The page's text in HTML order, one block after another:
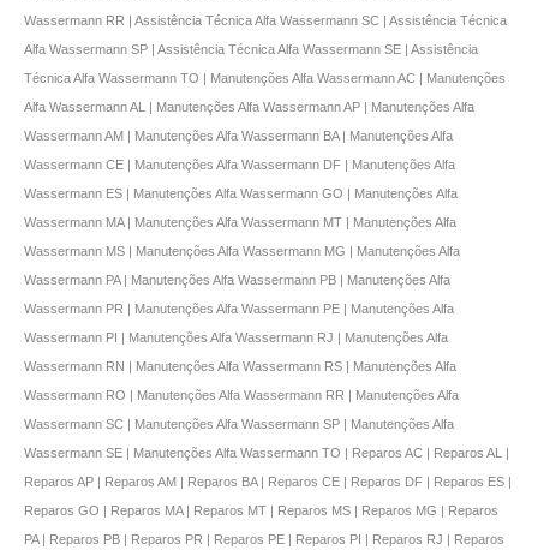
Wassermann RR | Assistência Técnica Alfa Wassermann SC | Assistência Técnica
Alfa Wassermann SP | Assistência Técnica Alfa Wassermann SE | Assistência
Técnica Alfa Wassermann TO | Manutenções Alfa Wassermann AC | Manutenções
Alfa Wassermann AL | Manutenções Alfa Wassermann AP | Manutenções Alfa
Wassermann AM | Manutenções Alfa Wassermann BA | Manutenções Alfa
Wassermann CE | Manutenções Alfa Wassermann DF | Manutenções Alfa
Wassermann ES | Manutenções Alfa Wassermann GO | Manutenções Alfa
Wassermann MA | Manutenções Alfa Wassermann MT | Manutenções Alfa
Wassermann MS | Manutenções Alfa Wassermann MG | Manutenções Alfa
Wassermann PA | Manutenções Alfa Wassermann PB | Manutenções Alfa
Wassermann PR | Manutenções Alfa Wassermann PE | Manutenções Alfa
Wassermann PI | Manutenções Alfa Wassermann RJ | Manutenções Alfa
Wassermann RN | Manutenções Alfa Wassermann RS | Manutenções Alfa
Wassermann RO | Manutenções Alfa Wassermann RR | Manutenções Alfa
Wassermann SC | Manutenções Alfa Wassermann SP | Manutenções Alfa
Wassermann SE | Manutenções Alfa Wassermann TO | Reparos AC | Reparos AL |
Reparos AP | Reparos AM | Reparos BA | Reparos CE | Reparos DF | Reparos ES |
Reparos GO | Reparos MA | Reparos MT | Reparos MS | Reparos MG | Reparos
PA | Reparos PB | Reparos PR | Reparos PE | Reparos PI | Reparos RJ | Reparos